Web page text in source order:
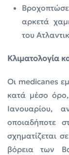
αρκετά
του
Κλιματολογία
Οι medicanes
κατά μέσο όρο,
Ιανουαρίου,
οποιαδήποτε
σχηματίζεται
βόρεια των